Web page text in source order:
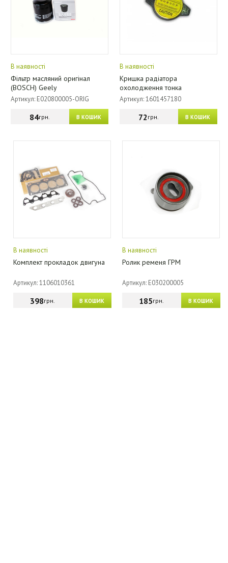
В наявності
Фільтр масляний оригінал
(BOSCH) Geely
Артикул: E020800005-ORIG
В КОШИК
84грн.
В наявності
Кришка радіатора
охолодження тонка
Артикул: 1601457180
В КОШИК
72грн.
В наявності
Комплект прокладок двигуна
Артикул: 1106010361
В КОШИК
398грн.
В наявності
Ролик ременя ГРМ
Артикул: E030200005
В КОШИК
185грн.